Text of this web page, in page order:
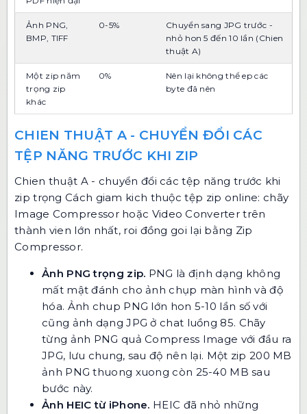
Ảnh PNG,
BMP, TIFF
0-5%
Chuyển sang JPG trước -
nhỏ hon 5 đến 10 lần (Chien
thuật A)
Một zip năm
trọng zip
khác
0%
Nên lại không thể ep các
byte đã nên
CHIEN THUẬT A - CHUYỂN ĐỔI CÁC
TỆP NĂNG TRƯỚC KHI ZIP
Chien thuật A - chuyển đổi các tệp năng trước khi
zip trọng Cách giam kich thuộc tệp zip online: chãy
Image Compressor hoặc Video Converter trên
thành vien lớn nhất, roi đồng goi lại bằng Zip
Compressor.
Ảnh PNG trọng zip. PNG là định dạng không
mất mật đánh cho ảnh chụp màn hình và độ
hóa. Ảnh chup PNG lớn hon 5-10 lần số với
cũng ảnh dạng JPG ở chat luồng 85. Chãy
từng ảnh PNG quảCompress Image với đầu ra
JPG, lưu chung, sau độ nên lại. Một zip 200 MB
ảnh PNG thuong xuong còn 25-40 MB sau
bước này.
Ảnh HEIC từ iPhone. HEIC đã nhỏ những